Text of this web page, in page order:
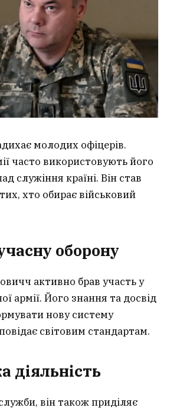
молодих офіцерів.
часто використовують його
служіння країні. Він став
хто обирає військовий
оборону
активно брав участь у
армії. Його знання та досвід
нову систему
світовим стандартам.
діяльність
він також приділяє